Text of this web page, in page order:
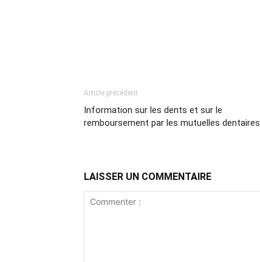
Article précédent
Information sur les dents et sur le
remboursement par les mutuelles dentaires
LAISSER UN COMMENTAIRE